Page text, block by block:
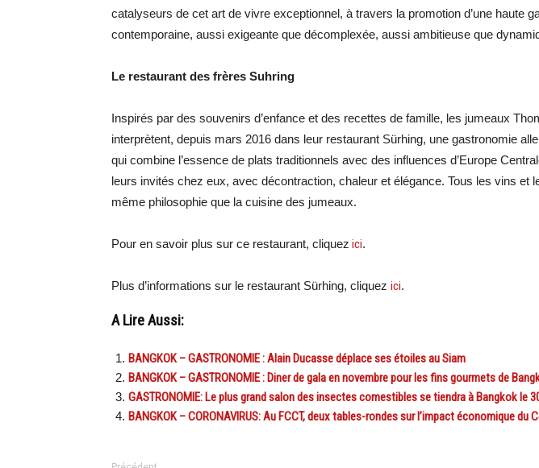
catalyseurs de cet art de vivre exceptionnel, à travers la promotion d’une haute
contemporaine, aussi exigeante que décomplexée, aussi ambitieuse que
Le restaurant des frères Suhring
Inspirés par des souvenirs d’enfance et des recettes de famille, les jumeaux
interprètent, depuis mars 2016 dans leur restaurant Sürhing, une gastronomie
qui combine l’essence de plats traditionnels avec des influences d’Europe
leurs invités chez eux, avec décontraction, chaleur et élégance. Tous les vins et
même philosophie que la cuisine des jumeaux.
Pour en savoir plus sur ce restaurant, cliquez ici.
Plus d’informations sur le restaurant Sürhing, cliquez ici.
A Lire Aussi:
BANGKOK – GASTRONOMIE : Alain Ducasse déplace ses étoiles au Siam
BANGKOK – GASTRONOMIE : Diner de gala en novembre pour les fins gourmets de
GASTRONOMIE: Le plus grand salon des insectes comestibles se tiendra à Bangkok le
BANGKOK – CORONAVIRUS: Au FCCT, deux tables-rondes sur l’impact économique du